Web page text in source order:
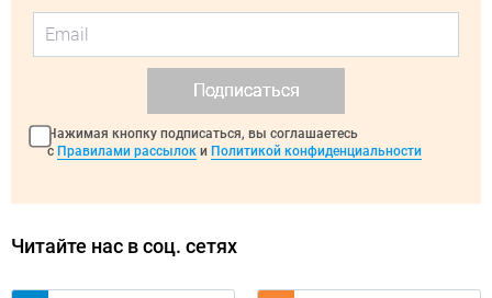
Подписаться
Нажимая кнопку подписаться, вы соглашаетесь
с Правилами рассылок и Политикой конфиденциальности
Читайте нас в соц. сетях